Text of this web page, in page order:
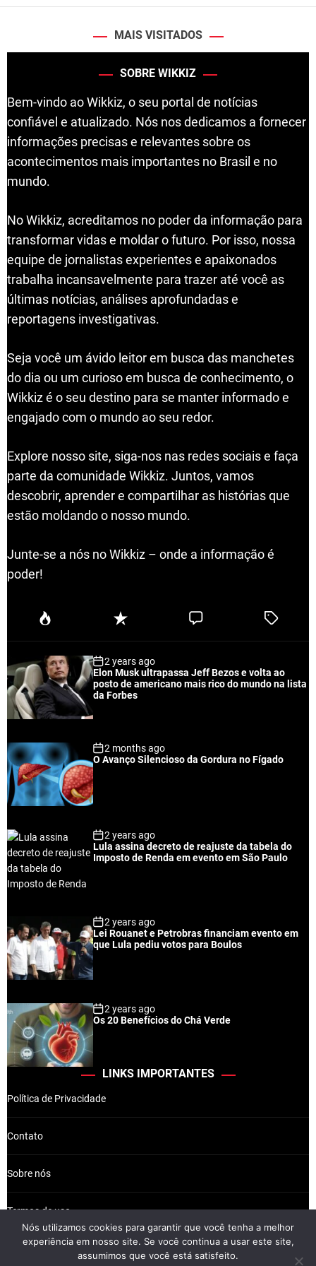
MAIS VISITADOS
SOBRE WIKKIZ
Bem-vindo ao Wikkiz, o seu portal de notícias
confiável e atualizado. Nós nos dedicamos a fornecer
informações precisas e relevantes sobre os
acontecimentos mais importantes no Brasil e no
mundo.
No Wikkiz, acreditamos no poder da informação para
transformar vidas e moldar o futuro. Por isso, nossa
equipe de jornalistas experientes e apaixonados
trabalha incansavelmente para trazer até você as
últimas notícias, análises aprofundadas e
reportagens investigativas.
Seja você um ávido leitor em busca das manchetes
do dia ou um curioso em busca de conhecimento, o
Wikkiz é o seu destino para se manter informado e
engajado com o mundo ao seu redor.
Explore nosso site, siga-nos nas redes sociais e faça
parte da comunidade Wikkiz. Juntos, vamos
descobrir, aprender e compartilhar as histórias que
estão moldando o nosso mundo.
Junte-se a nós no Wikkiz – onde a informação é
poder!
P
u
a
r
R
e
n
t
C
e
T
e
2 years ago
Elon Musk ultrapassa Jeff Bezos e volta ao
posto de americano mais rico do mundo na lista
da Forbes
2 months ago
O Avanço Silencioso da Gordura no Fígado
2 years ago
Lula assina decreto de reajuste da tabela do
Imposto de Renda em evento em São Paulo
2 years ago
Lei Rouanet e Petrobras financiam evento em
que Lula pediu votos para Boulos
2 years ago
Os 20 Benefícios do Chá Verde
LINKS IMPORTANTES
Política de Privacidade
Contato
Sobre nós
Termos de uso
Nós utilizamos cookies para garantir que você tenha a melhor
experiência em nosso site. Se você continua a usar este site,
assumimos que você está satisfeito.